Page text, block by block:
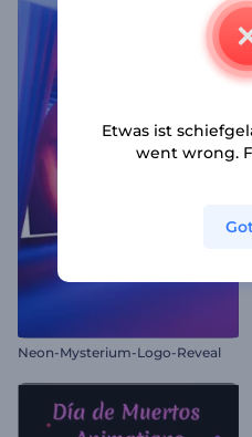
Neon-Mysterium-Logo-Reveal
Etwas ist
went wrong.